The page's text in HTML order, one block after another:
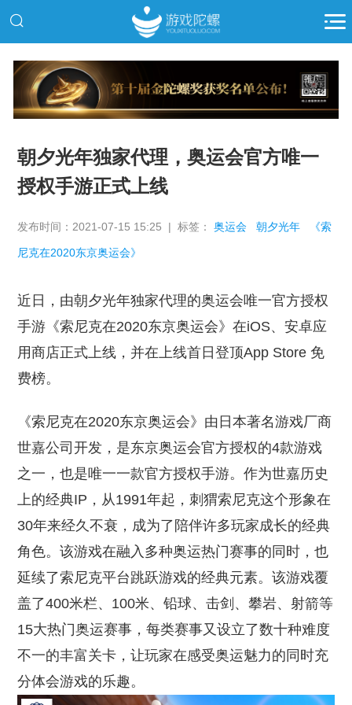
推广
朝夕光年独家代理，奥运会官方唯一
授权手游正式上线
发布时间：2021-07-15 15:25 | 标签：奥运会 朝夕光年 《索
尼克在2020东京奥运会》
近日，由朝夕光年独家代理的奥运会唯一官方授权
手游《索尼克在2020东京奥运会》在iOS、安卓应
用商店正式上线，并在上线首日登顶App Store 免
费榜。
《索尼克在2020东京奥运会》由日本著名游戏厂商
世嘉公司开发，是东京奥运会官方授权的4款游戏
之一，也是唯一一款官方授权手游。作为世嘉历史
上的经典IP，从1991年起，刺猬索尼克这个形象在
30年来经久不衰，成为了陪伴许多玩家成长的经典
角色。该游戏在融入多种奥运热门赛事的同时，也
延续了索尼克平台跳跃游戏的经典元素。该游戏覆
盖了400米栏、100米、铅球、击剑、攀岩、射箭等
15大热门奥运赛事，每类赛事又设立了数十种难度
不一的丰富关卡，让玩家在感受奥运魅力的同时充
分体会游戏的乐趣。